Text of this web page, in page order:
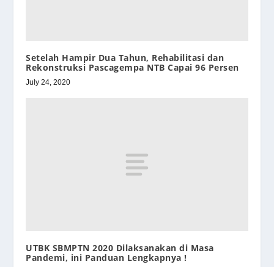
Setelah Hampir Dua Tahun, Rehabilitasi dan
Rekonstruksi Pascagempa NTB Capai 96 Persen
July 24, 2020
UTBK SBMPTN 2020 Dilaksanakan di Masa
Pandemi, ini Panduan Lengkapnya !